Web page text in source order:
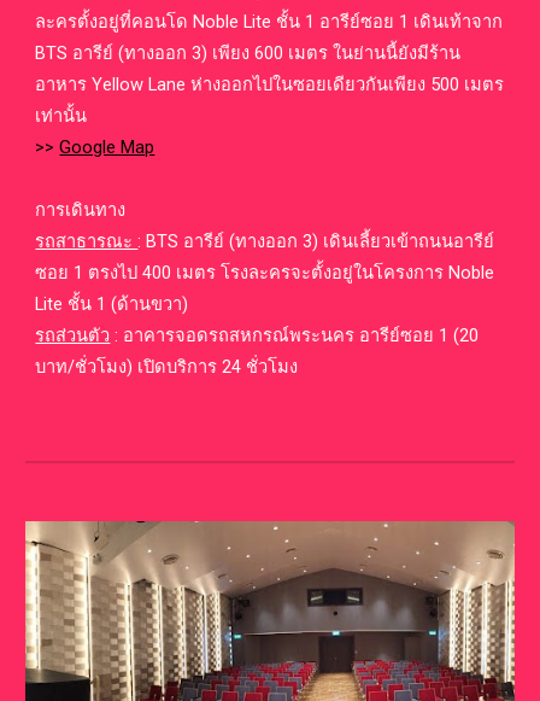
ละครตั้งอยู่ที่คอนโด Noble Lite ชั้น 1 อารีย์ซอย 1 เดินเท้าจาก
BTS อารีย์ (ทางออก 3) เพียง 600 เมตร ในย่านนี้ยังมีร้าน
อาหาร Yellow Lane ห่างออกไปในซอยเดียวกันเพียง 500 เมตร
เท่านั้น
>>Google Map
การเดินทาง
รถสาธารณะ:BTS อารีย์ (ทางออก 3) เดินเลี้ยวเข้าถนนอารีย์
ซอย 1 ตรงไป 400 เมตร โรงละครจะตั้งอยู่ในโครงการ Noble
Lite ชั้น 1 (ด้านขวา)
รถส่วนตัว : อาคารจอดรถสหกรณ์พระนคร อารีย์ซอย 1 (20
บาท/ชั่วโมง) เปิดบริการ 24 ชั่วโมง